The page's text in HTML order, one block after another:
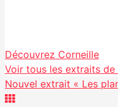
Partager
Découvrez Corneille
Voir tous les extraits de
Nouvel extrait « Les